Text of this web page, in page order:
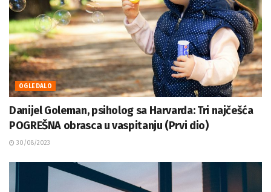
OGLEDALO
Danijel Goleman, psiholog sa Harvarda: Tri najčešća
POGREŠNA obrasca u vaspitanju (Prvi dio)
30/08/2023